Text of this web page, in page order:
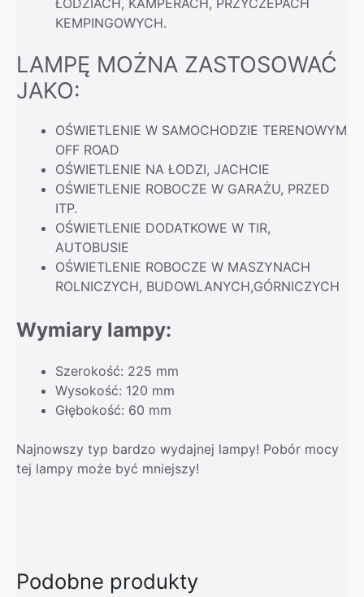
ŁODZIACH, KAMPERACH, PRZYCZEPACH
KEMPINGOWYCH.
LAMPĘ MOŻNA ZASTOSOWAĆ
JAKO:
OŚWIETLENIE W SAMOCHODZIE TERENOWYM
OFF ROAD
OŚWIETLENIE NA ŁODZI, JACHCIE
OŚWIETLENIE ROBOCZE W GARAŻU, PRZED
ITP.
OŚWIETLENIE DODATKOWE W TIR,
AUTOBUSIE
OŚWIETLENIE ROBOCZE W MASZYNACH
ROLNICZYCH, BUDOWLANYCH,GÓRNICZYCH
Wymiary lampy:
Szerokość: 225 mm
Wysokość: 120 mm
Głębokość: 60 mm
Najnowszy typ bardzo wydajnej lampy! Pobór mocy
tej lampy może być mniejszy!
Podobne produkty